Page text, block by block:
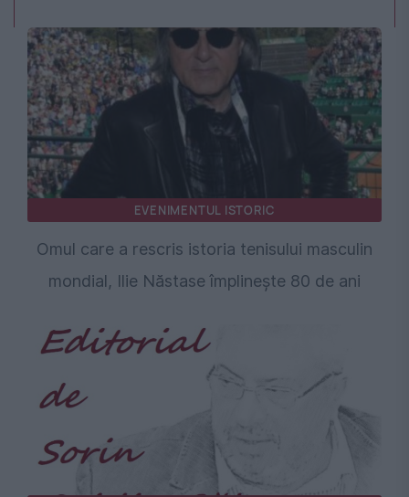
EVENIMENTUL ISTORIC
Omul care a rescris istoria tenisului masculin
mondial, Ilie Năstase împlinește 80 de ani